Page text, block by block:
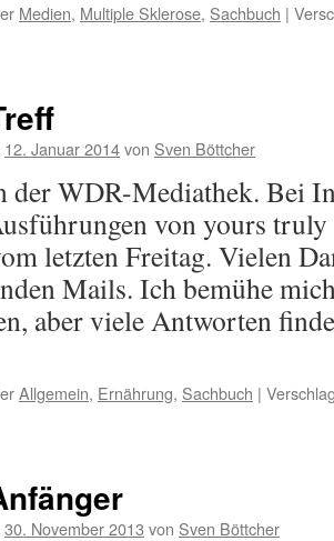
Medien, Multiple Sklerose, Sachbuch |
12. Januar 2014von Sven Böttcher
WDR-Mediathek. Bei
von yours truly
letzten Freitag. Vielen
Mails. Ich bemühe
aber viele Antworten
Allgemein, Ernährung, Sachbuch |
30. November 2013 von Sven Böttcher